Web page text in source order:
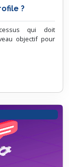
?
qui doit
objectif pour